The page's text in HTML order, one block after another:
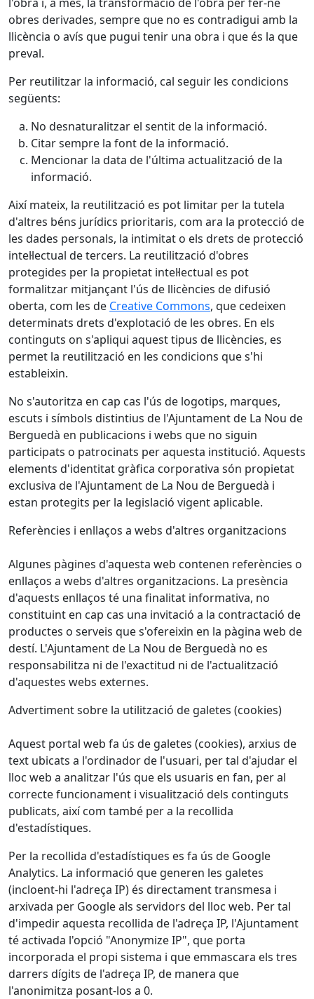
obres derivades, sempre que no es contradigui amb la
llicència o avís que pugui tenir una obra i que és la que
preval.
Per reutilitzar la informació, cal seguir les condicions
següents:
No desnaturalitzar el sentit de la informació.
Citar sempre la font de la informació.
Mencionar la data de l'última actualització de la
informació.
Així mateix, la reutilització es pot limitar per la tutela
d'altres béns jurídics prioritaris, com ara la protecció de
les dades personals, la intimitat o els drets de protecció
intel·lectual de tercers. La reutilització d'obres
protegides per la propietat intel·lectual es pot
formalitzar mitjançant l'ús de llicències de difusió
oberta, com les de Creative Commons, que cedeixen
determinats drets d'explotació de les obres. En els
continguts on s'apliqui aquest tipus de llicències, es
permet la reutilització en les condicions que s'hi
estableixin.
No s'autoritza en cap cas l'ús de logotips, marques,
escuts i símbols distintius de l'Ajuntament de La Nou de
Berguedà en publicacions i webs que no siguin
participats o patrocinats per aquesta institució. Aquests
elements d'identitat gràfica corporativa són propietat
exclusiva de l'Ajuntament de La Nou de Berguedà i
estan protegits per la legislació vigent aplicable.
Referències i enllaços a webs d'altres organitzacions
Algunes pàgines d'aquesta web contenen referències o
enllaços a webs d'altres organitzacions. La presència
d'aquests enllaços té una finalitat informativa, no
constituint en cap cas una invitació a la contractació de
productes o serveis que s'ofereixin en la pàgina web de
destí. L'Ajuntament de La Nou de Berguedà no es
responsabilitza ni de l'exactitud ni de l'actualització
d'aquestes webs externes.
Advertiment sobre la utilització de galetes (cookies)
Aquest portal web fa ús de galetes (cookies), arxius de
text ubicats a l'ordinador de l'usuari, per tal d'ajudar el
lloc web a analitzar l'ús que els usuaris en fan, per al
correcte funcionament i visualització dels continguts
publicats, així com també per a la recollida
d'estadístiques.
Per la recollida d'estadístiques es fa ús de Google
Analytics. La informació que generen les galetes
(incloent-hi l'adreça IP) és directament transmesa i
arxivada per Google als servidors del lloc web. Per tal
d'impedir aquesta recollida de l'adreça IP, l'Ajuntament
té activada l'opció "Anonymize IP", que porta
incorporada el propi sistema i que emmascara els tres
darrers dígits de l'adreça IP, de manera que
l'anonimitza posant-los a 0.